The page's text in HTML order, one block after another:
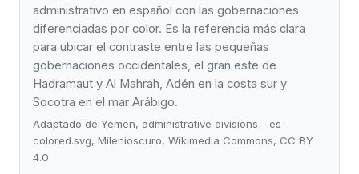
administrativo en español con las gobernaciones
diferenciadas por color. Es la referencia más clara
para ubicar el contraste entre las pequeñas
gobernaciones occidentales, el gran este de
Hadramaut y Al Mahrah, Adén en la costa sur y
Socotra en el mar Arábigo.
Adaptado de Yemen, administrative divisions - es -
colored.svg, Milenioscuro, Wikimedia Commons, CC BY
4.0.